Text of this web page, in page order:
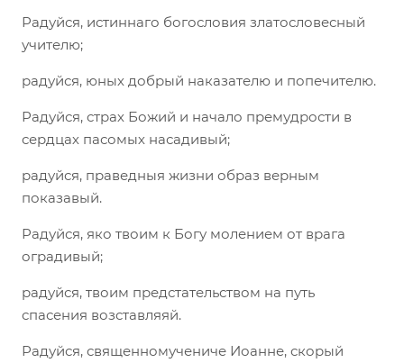
Радуйся, истиннаго богословия златословесный
учителю;
радуйся, юных добрый наказателю и попечителю.
Радуйся, страх Божий и начало премудрости в
сердцах пасомых насадивый;
радуйся, праведныя жизни образ верным
показавый.
Радуйся, яко твоим к Богу молением от врага
оградивый;
радуйся, твоим предстательством на путь
спасения возставляяй.
Радуйся, священномучениче Иоанне, скорый